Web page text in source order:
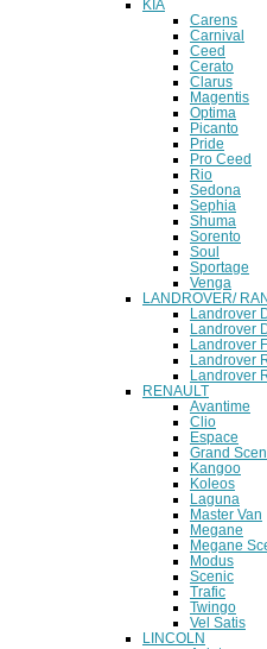
KIA
Carens
Carnival
Ceed
Cerato
Clarus
Magentis
Optima
Picanto
Pride
Pro Ceed
Rio
Sedona
Sephia
Shuma
Sorento
Soul
Sportage
Venga
LANDROVER/
Landrover
Landrover
Landrover
Landrover
Landrover
RENAULT
Avantime
Clio
Espace
Grand
Kangoo
Koleos
Laguna
Master Van
Megane
Megane
Modus
Scenic
Trafic
Twingo
Vel Satis
LINCOLN